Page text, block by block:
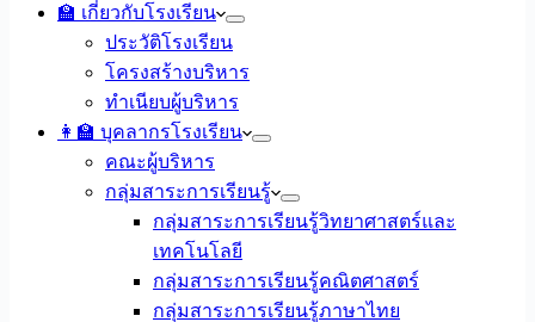
🏫 เกี่ยวกับโรงเรียน
ประวัติโรงเรียน
โครงสร้างบริหาร
ทำเนียบผู้บริหาร
👩‍🏫 บุคลากรโรงเรียน
คณะผู้บริหาร
กลุ่มสาระการเรียนรู้
กลุ่มสาระการเรียนรู้วิทยาศาสตร์และ
เทคโนโลยี
กลุ่มสาระการเรียนรู้คณิตศาสตร์
กลุ่มสาระการเรียนรู้ภาษาไทย